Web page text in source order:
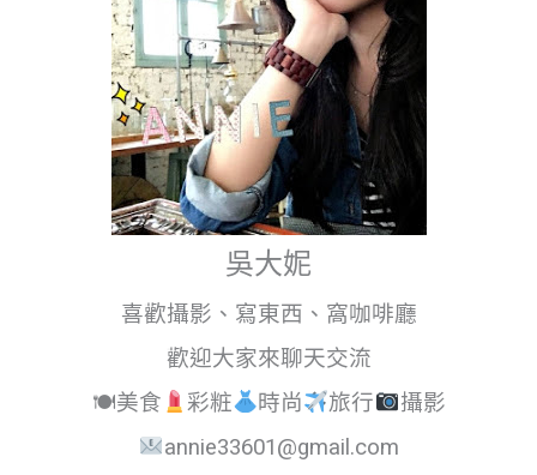
吳大妮
喜歡攝影、寫東西、窩咖啡廳
歡迎大家來聊天交流
🍽美食
彩粧 時尚 旅行
攝影
annie33601@gmail.com